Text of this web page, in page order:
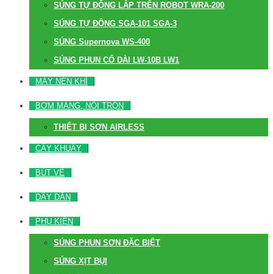
SÚNG TỰ ĐỘNG LẮP TRÊN ROBOT WRA-200
SÚNG TỰ ĐỘNG SGA-101 SGA-3
SÚNG Supernova WS-400
SÚNG PHUN CỔ DÀI LW-10B LW1
MÁY NÉN KHÍ
BƠM MÀNG, NỒI TRỘN
THIẾT BỊ SƠN AIRLESS
CÂY KHUẤY
BÚT VẼ
DÂY DẪN
PHỤ KIỆN
SÚNG PHUN SƠN ĐẶC BIỆT
SÚNG XỊT BỤI